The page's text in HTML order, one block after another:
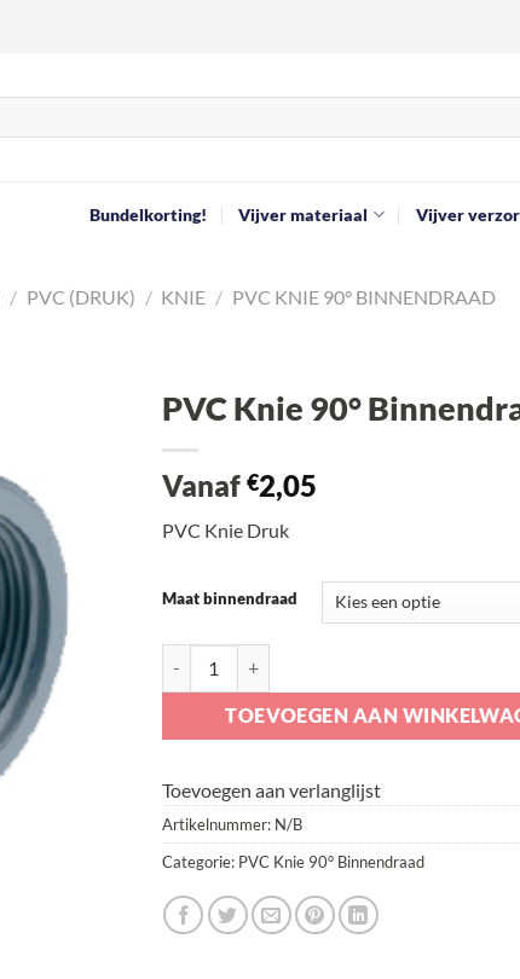
Bundelkorting! Vijver materiaal Vijver
/ PVC (DRUK) / KNIE / PVC KNIE 90° BINNENDRAAD
verlanglijst
PVC Knie 90°
Vanaf €2,05
PVC Knie Druk
Maat binnendraad
TOEVOEGEN AAN
Toevoegen aan verlanglijst
Artikelnummer: N/B
Categorie: PVC Knie 90° Binnendraad